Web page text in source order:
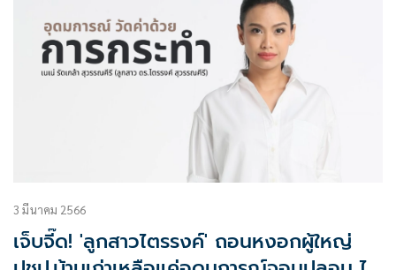
3 มีนาคม 2566
เจ็บจี๊ด! 'ลูกสาวไตรรงค์' ถอนหงอกผู้ใหญ่